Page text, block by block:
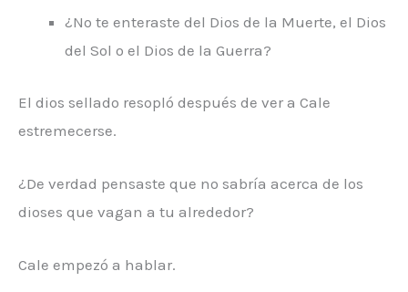
¿No te enteraste del Dios de la Muerte, el Dios
del Sol o el Dios de la Guerra?
El dios sellado resopló después de ver a Cale
estremecerse.
¿De verdad pensaste que no sabría acerca de los
dioses que vagan a tu alrededor?
Cale empezó a hablar.